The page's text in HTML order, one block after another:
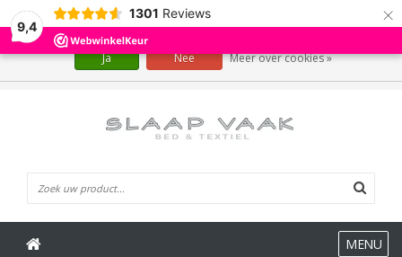
9,4
1301 Reviews ×
MENU
Wij slaan cookies op om onze website te verbeteren. Is dat akkoord?
Ja Nee Meer over cookies »